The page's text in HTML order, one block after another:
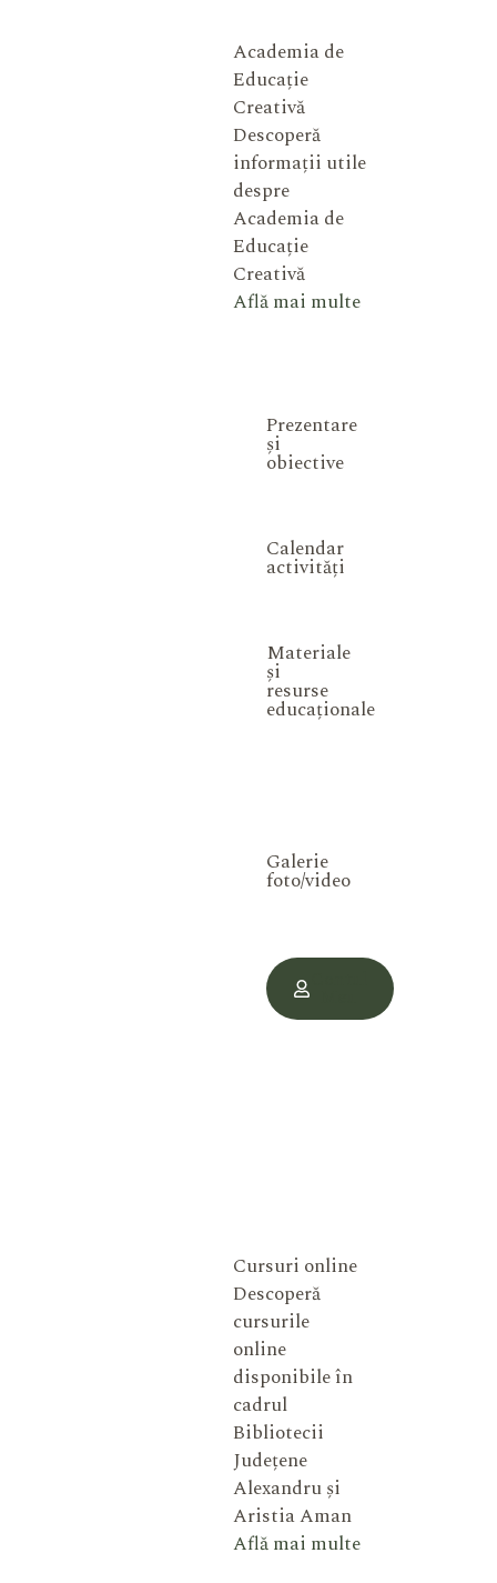
Academia de
Educație
Creativă
Descoperă
informații utile
despre
Academia de
Educație
Creativă
Află mai multe
Prezentare
și
obiective
Calendar
activități
Materiale
și
resurse
educaționale
Galerie
foto/video
Cursuri online
Descoperă
cursurile
online
disponibile în
cadrul
Bibliotecii
Județene
Alexandru și
Aristia Aman
Află mai multe